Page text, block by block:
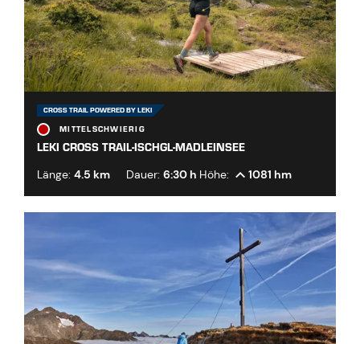
CROSS TRAIL POWERED BY LEKI
MITTELSCHWIERIG
LEKI CROSS TRAIL-ISCHGL-MADLEINSEE
Länge: 4.5 km Dauer: 6:30 h Höhe: 1081 hm